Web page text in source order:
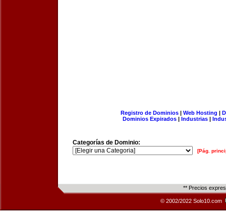
Registro de Dominios| Web Hosting |
Dominios Expirados | Industrias |
Categorías de Dominio:
[Pág.
** Precios
© 2002/2022 Solo10.com